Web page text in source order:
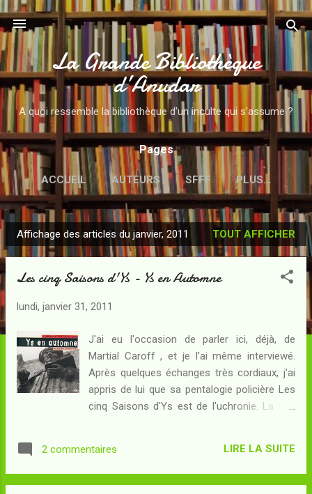
Accéder au contenu principal
La Grande Bibliothèque
d’Anudar
A quoi ressemble la bibliothèque d'un inculte qui s'assume ?
Pages
ACCUEIL AUTEURS SFFF PLUS…
A
r
Affichage des articles du janvier, 2011 TOUT AFFICHER
Les cinq Saisons d'Ys - Ys en Automne
lundi, janvier 31, 2011
J'ai eu l'occasion de parler ici, déjà, de
Martial Caroff , et je l'ai même interviewé.
Après quelques échanges très cordiaux, j'ai
appris de lui que sa pentalogie policière Les
cinq Saisons d'Ys est de l'uchronie. La ville
sa légendaire destruction ; à l'époque
actuelle, c'est une ville accueillant une
2 commentaires LIRE LA SUITE